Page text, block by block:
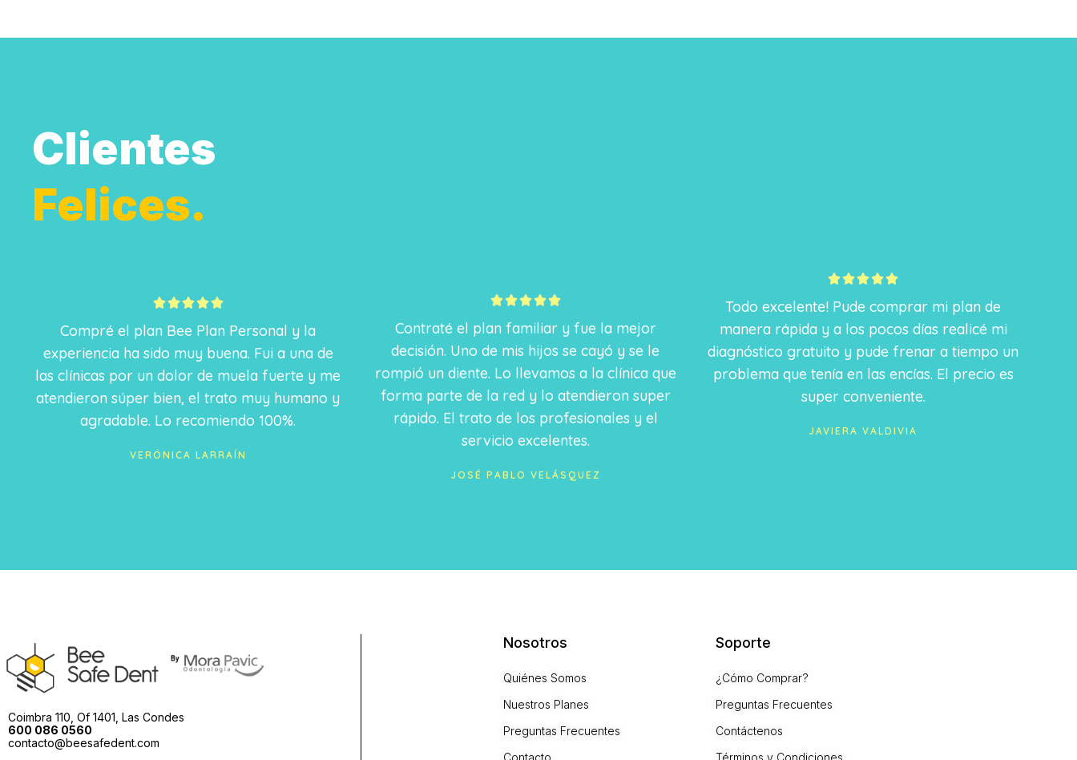
Clientes
Felices.
5
Compré el plan Bee Plan Personal y la
experiencia ha sido muy buena. Fui a una de
las clínicas por un dolor de muela fuerte y me
atendieron súper bien, el trato muy humano y
agradable. Lo recomiendo 100%.
VERÓNICA LARRAÍN
5
/
5
Contraté el plan familiar y fue la mejor
decisión. Uno de mis hijos se cayó y se le
rompió un diente. Lo llevamos a la clínica que
forma parte de la red y lo atendieron super
rápido. El trato de los profesionales y el
servicio excelentes.
JOSÉ PABLO VELÁSQUEZ
  5
/
5
Todo excelente! Pude comprar mi plan de
manera rápida y a los pocos días realicé mi
diagnóstico gratuito y pude frenar a tiempo un
problema que tenía en las encías. El precio es
Coimbra 110, Of 1401, Las Condes
600 086 0560
contacto@beesafedent.com
Nosotros
Quiénes Somos
Nuestros Planes
Preguntas Frecuentes
Soporte
¿Cómo Comprar?
Preguntas Frecuentes
Contáctenos